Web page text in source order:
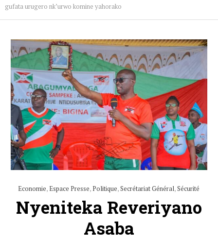
gufata urugero nk’urwo komine yahorako
Economie,Espace Presse,Politique,Secrétariat Général,Sécurité
Nyeniteka Reveriyano
Asaba